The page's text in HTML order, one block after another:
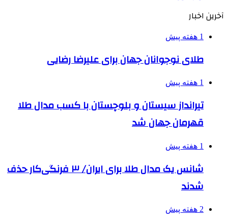
آخرین اخبار
1 هفته پیش
طلای نوجوانان جهان برای علیرضا رضایی
1 هفته پیش
تیرانداز سیستان و بلوچستان با کسب مدال طلا
قهرمان جهان شد
1 هفته پیش
شانس یک مدال طلا برای ایران/ ۳ فرنگی‌کار حذف
شدند
2 هفته پیش